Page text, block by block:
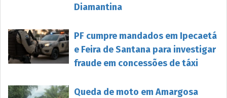
Diamantina
PF cumpre mandados em Ipecaetá
e Feira de Santana para investigar
fraude em concessões de táxi
Queda de moto em Amargosa